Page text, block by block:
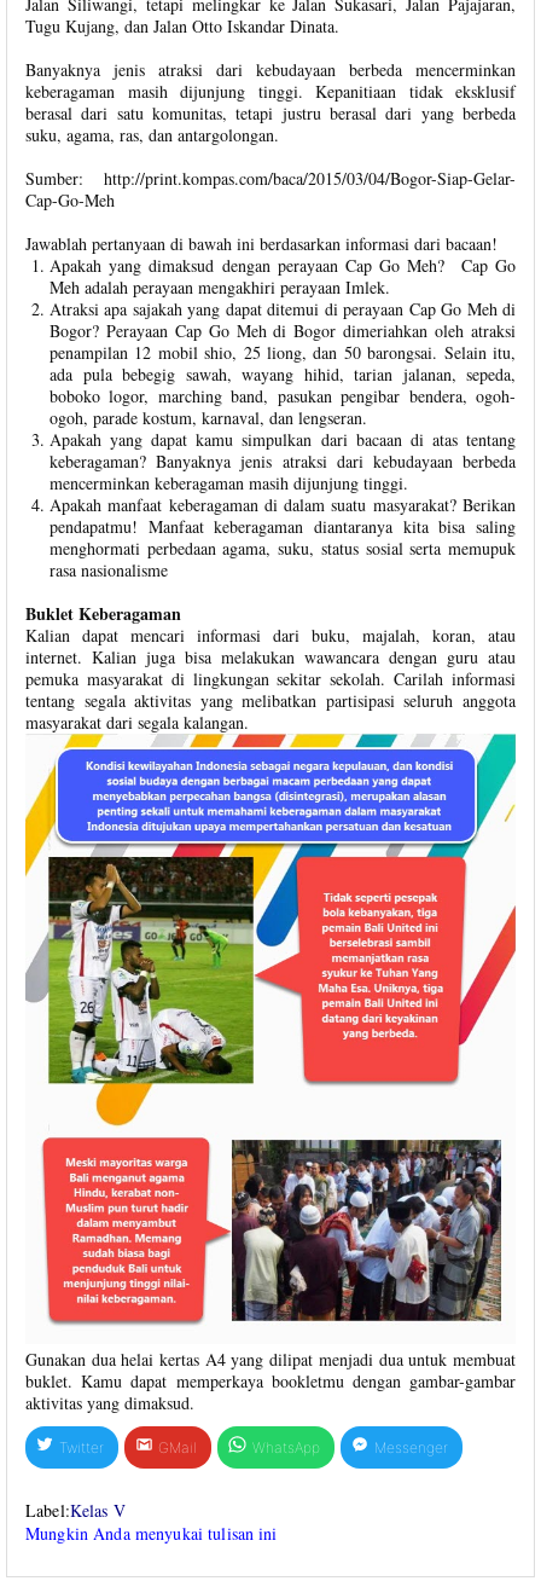
Tugu Kujang, dan Jalan Otto Iskandar Dinata.
Banyaknya jenis atraksi dari kebudayaan berbeda mencerminkan
keberagaman masih dijunjung tinggi. Kepanitiaan tidak eksklusif
berasal dari satu komunitas, tetapi justru berasal dari yang berbeda
suku, agama, ras, dan antargolongan.
Sumber: http://print.kompas.com/baca/2015/03/04/Bogor-Siap-Gelar-
Cap-Go-Meh
Jawablah pertanyaan di bawah ini berdasarkan informasi dari bacaan!
Apakah yang dimaksud dengan perayaan Cap Go Meh? Cap Go
Meh adalah perayaan mengakhiri perayaan Imlek.
Atraksi apa sajakah yang dapat ditemui di perayaan Cap Go Meh di
Bogor? Perayaan Cap Go Meh di Bogor dimeriahkan oleh atraksi
penampilan 12 mobil shio, 25 liong, dan 50 barongsai. Selain itu,
ada pula bebegig sawah, wayang hihid, tarian jalanan, sepeda,
boboko logor, marching band, pasukan pengibar bendera, ogoh-
ogoh, parade kostum, karnaval, dan lengseran.
Apakah yang dapat kamu simpulkan dari bacaan di atas tentang
keberagaman? Banyaknya jenis atraksi dari kebudayaan berbeda
mencerminkan keberagaman masih dijunjung tinggi.
Apakah manfaat keberagaman di dalam suatu masyarakat? Berikan
pendapatmu! Manfaat keberagaman diantaranya kita bisa saling
menghormati perbedaan agama, suku, status sosial serta memupuk
rasa nasionalisme
Buklet Keberagaman
Kalian dapat mencari informasi dari buku, majalah, koran, atau
internet. Kalian juga bisa melakukan wawancara dengan guru atau
pemuka masyarakat di lingkungan sekitar sekolah. Carilah informasi
tentang segala aktivitas yang melibatkan partisipasi seluruh anggota
masyarakat dari segala kalangan.
Gunakan dua helai kertas A4 yang dilipat menjadi dua untuk membuat
buklet. Kamu dapat memperkaya bookletmu dengan gambar-gambar
aktivitas yang dimaksud.
Twitter GMail WhatsApp Messenger
Label:Kelas V
Mungkin Anda menyukai tulisan ini